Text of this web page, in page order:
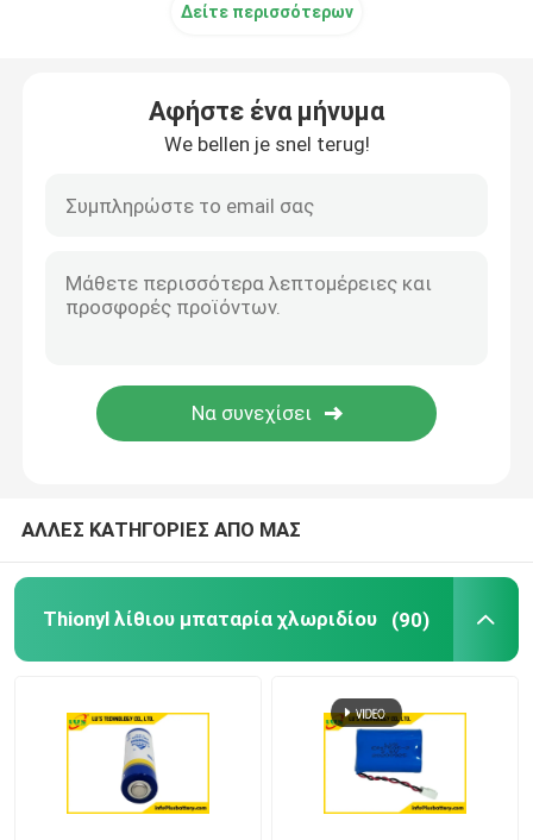
Μπαταρία PCM
Φορτιστές μπαταριών λίθιου
1.2 επαναφορτιζόμενη μπαταρία Β
εξαρτήματα μπαταριών
Δείτε περισσότερων
Αφήστε ένα μήνυμα
We bellen je snel terug!
ΑΛΛΕΣ ΚΑΤΗΓΟΡΙΕΣ ΑΠΟ ΜΑΣ
Thionyl λίθιου μπαταρία χλωριδίου (90)